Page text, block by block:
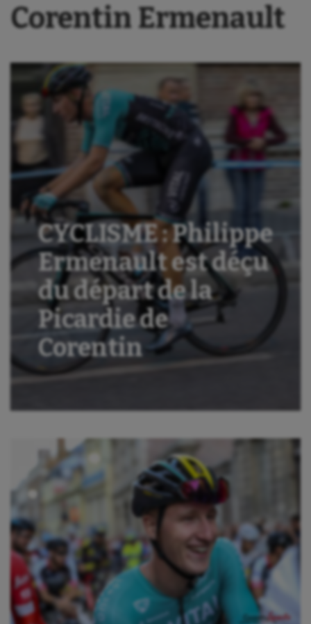
Corentin Ermenault
CYCLISME : Philippe
Ermenault est déçu
du départ de la
Picardie de
Corentin